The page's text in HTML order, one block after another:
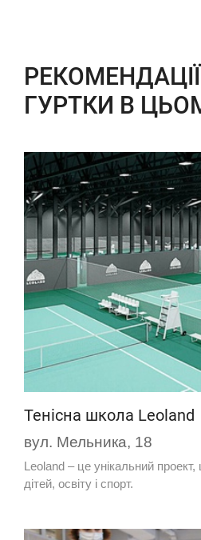
РЕКОМЕНДАЦІЇ
ГУРТКИ В
Тенісна школа Leoland
вул. Мельника, 18
Leoland – це унікальний
дітей, освіту і спорт.